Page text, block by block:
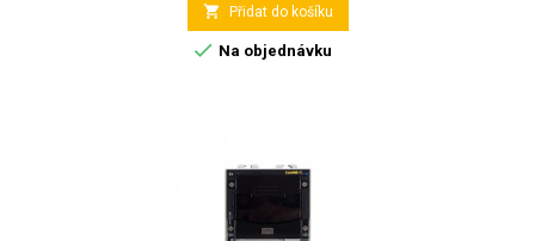
 Přidat do košíku
 Na objednávku